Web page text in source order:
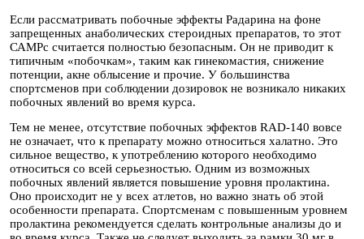
Если рассматривать побочные эффекты Радарина на фоне
запрещенных анаболических стероидных препаратов, то этот
САМРс считается полностью безопасным. Он не приводит к
типичным «побочкам», таким как гинекомастия, снижение
потенции, акне облысение и прочие. У большинства
спортсменов при соблюдении дозировок не возникало никаких
побочных явлений во время курса.
Тем не менее, отсутствие побочных эффектов RAD-140 вовсе
не означает, что к препарату можно относиться халатно. Это
сильное вещество, к употреблению которого необходимо
относиться со всей серьезностью. Одним из возможных
побочных явлений является повышение уровня пролактина.
Оно происходит не у всех атлетов, но важно знать об этой
особенности препарата. Спортсменам с повышенным уровнем
пролактина рекомендуется сделать контрольные анализы до и